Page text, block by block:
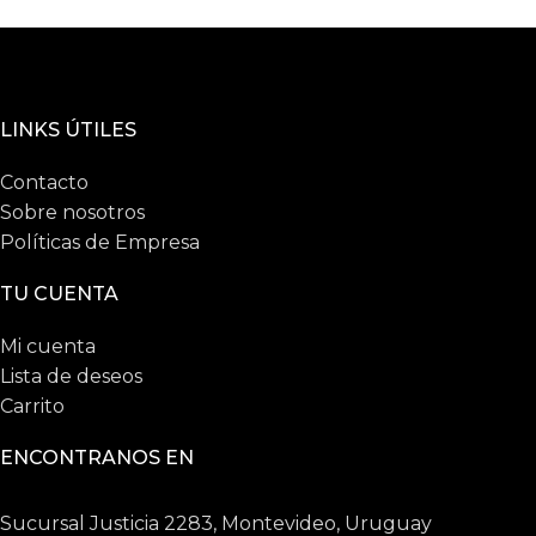
LINKS ÚTILES
Contacto
Sobre nosotros
Políticas de Empresa
TU CUENTA
Mi cuenta
Lista de deseos
Carrito
ENCONTRANOS EN
Sucursal Justicia 2283, Montevideo, Uruguay